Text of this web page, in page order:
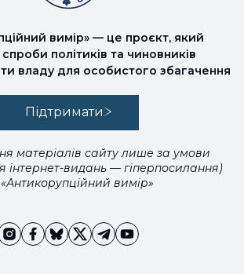
вимір» — це проєкт, який
політиків та чиновників
владу для особистого збагачення
Підтримати
матеріалів сайту лише за умови
інтернет-видань — гіперпосилання)
вимір»